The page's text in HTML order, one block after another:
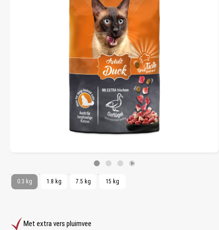
Met extra vers pluimvee
0.3 kg 1.8 kg 7.5 kg 15 kg